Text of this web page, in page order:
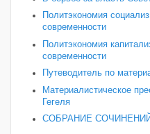
Политэкономия
современности
Политэкономия
современности
Путеводитель по
Материалистическое
Гегеля
СОБРАНИЕ СОЧИНЕНИЙ